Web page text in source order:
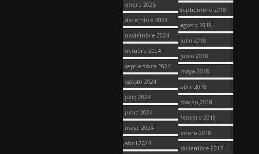
enero 2025
diciembre 2024
noviembre 2024
octubre 2024
septiembre 2024
agosto 2024
julio 2024
junio 2024
mayo 2024
abril 2024
septiembre 2018
agosto 2018
julio 2018
junio 2018
mayo 2018
abril 2018
marzo 2018
febrero 2018
enero 2018
diciembre 2017